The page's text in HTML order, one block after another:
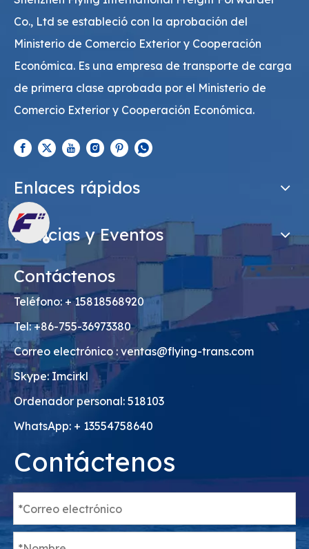
Ministerio de Comercio Exterior y Cooperación
Económica. Es una empresa de transporte de carga
de primera clase aprobada por el Ministerio de
Comercio Exterior y Cooperación Económica.
Enlaces rápidos
Noticias y Eventos
Contáctenos
Teléfono: + 15818568920
Tel: +86-755-36973380
Correo electrónico :ventas@flying-trans.com
Skype: Imcirkl
Ordenador personal: 518103
WhatsApp: + 13554758640
Contáctenos